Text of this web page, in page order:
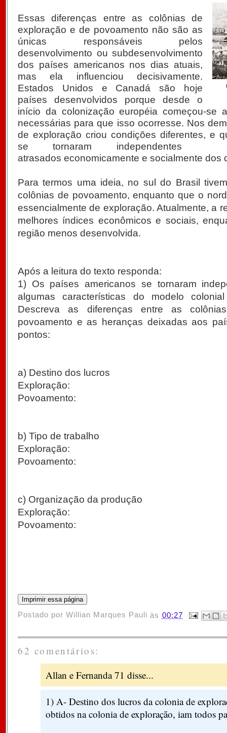
Essas diferenças entre as colônias de
exploração e de povoamento não são as
únicas responsáveis pelos
desenvolvimento ou subdesenvolvimento
dos países americanos nos dias atuais,
mas ela influenciou decisivamente.
Estados Unidos e Canadá são hoje
países desenvolvidos porque desde o
início da colonização européia começou-se
necessárias para que isso ocorresse. Nos
de exploração criou condições diferentes, e
se tornaram independentes
atrasados economicamente e socialmente dos
Para termos uma ideia, no sul do Brasil
colônias de povoamento, enquanto que o
essencialmente de exploração. Atualmente, a
melhores índices econômicos e sociais,
região menos desenvolvida.
Após a leitura do texto responda:
1) Os países americanos se tornaram
algumas características do modelo
Descreva as diferenças entre as
povoamento e as heranças deixadas aos
pontos:
a) Destino dos lucros
Exploração:
Povoamento:
b) Tipo de trabalho
Exploração:
Povoamento:
c) Organização da produção
Exploração:
Povoamento:
Postado porWillian Marques Pauli às 00:27
62 comentários:
Allan e Fernanda 71 disse...
1) A- Destino dos lucros da colonia de
obtidos na colonia de exploração, iam todos